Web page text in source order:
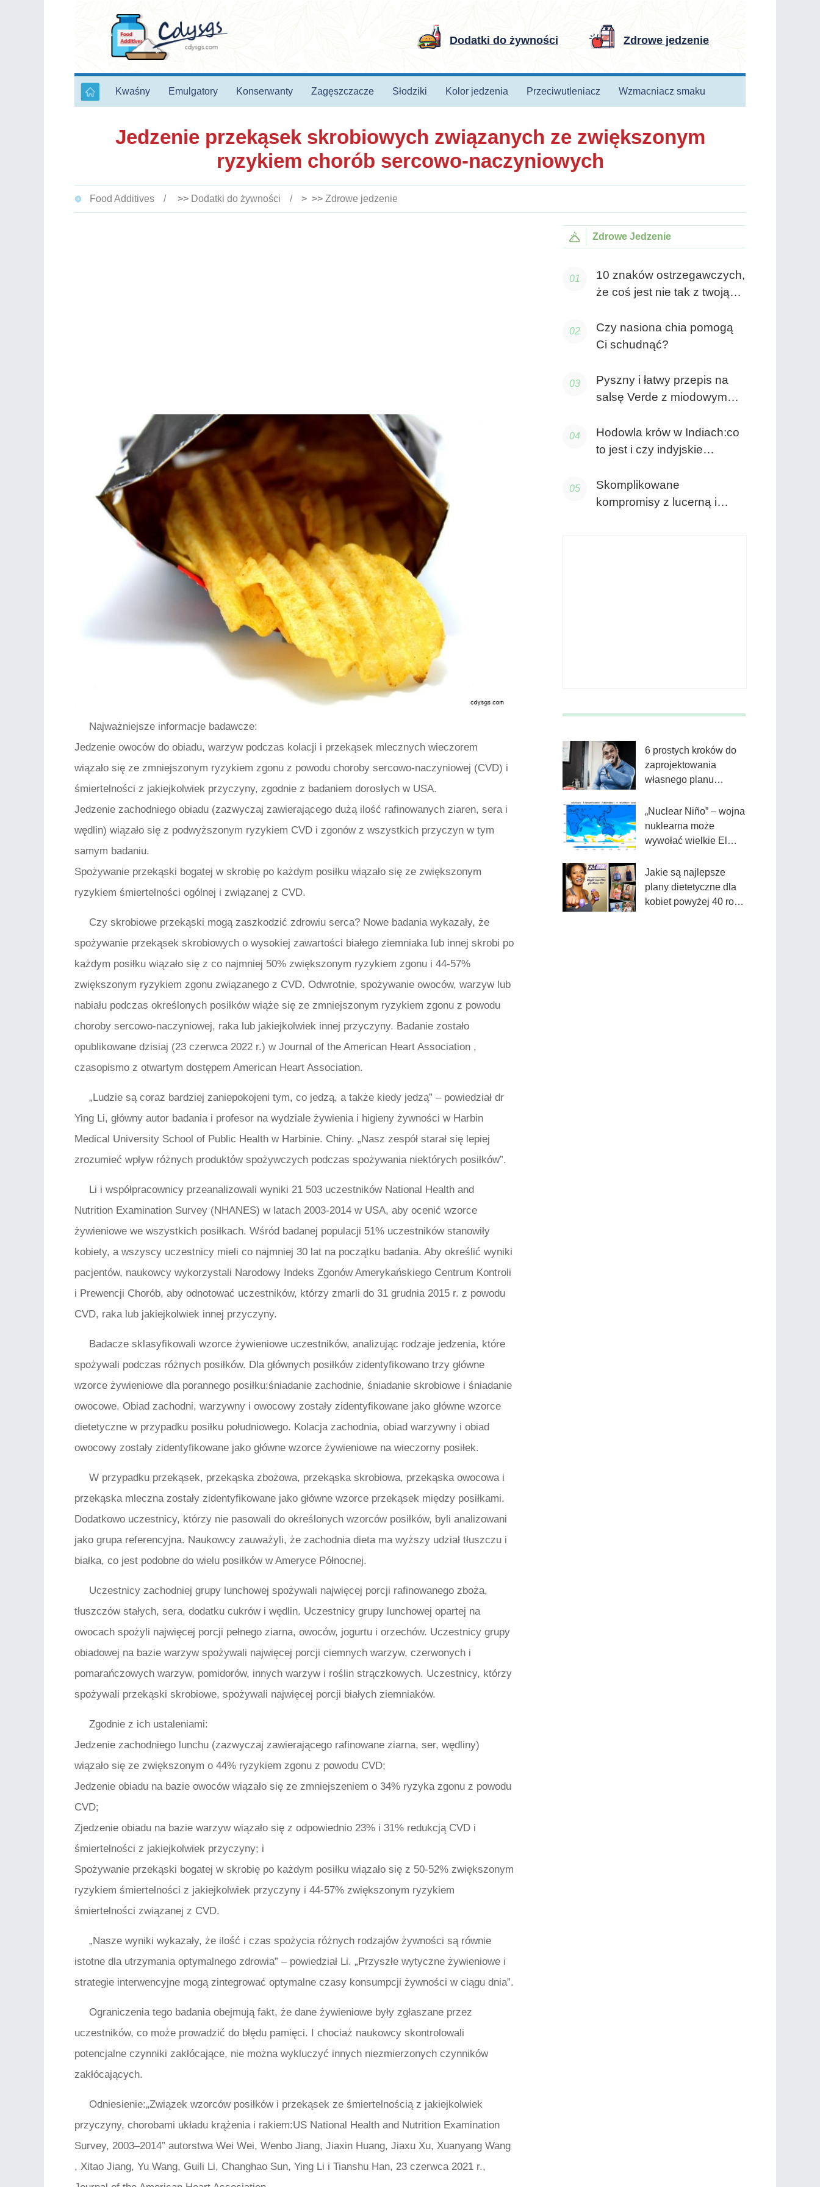
Dodatki do żywności Zdrowe jedzenie
Kwaśny Emulgatory Konserwanty Zagęszczacze Słodziki Kolor jedzenia Przeciwutleniacz Wzmacniacz smaku
Jedzenie przekąsek skrobiowych związanych ze zwiększonym
ryzykiem chorób sercowo-naczyniowych
Food Additives >> Dodatki do żywności > >> Zdrowe jedzenie
Najważniejsze informacje badawcze:
Jedzenie owoców do obiadu, warzyw podczas kolacji i przekąsek mlecznych wieczorem
wiązało się ze zmniejszonym ryzykiem zgonu z powodu choroby sercowo-naczyniowej (CVD) i
śmiertelności z jakiejkolwiek przyczyny, zgodnie z badaniem dorosłych w USA.
Jedzenie zachodniego obiadu (zazwyczaj zawierającego dużą ilość rafinowanych ziaren, sera i
wędlin) wiązało się z podwyższonym ryzykiem CVD i zgonów z wszystkich przyczyn w tym
samym badaniu.
Spożywanie przekąski bogatej w skrobię po każdym posiłku wiązało się ze zwiększonym
ryzykiem śmiertelności ogólnej i związanej z CVD.
Czy skrobiowe przekąski mogą zaszkodzić zdrowiu serca? Nowe badania wykazały, że
spożywanie przekąsek skrobiowych o wysokiej zawartości białego ziemniaka lub innej skrobi po
każdym posiłku wiązało się z co najmniej 50% zwiększonym ryzykiem zgonu i 44-57%
zwiększonym ryzykiem zgonu związanego z CVD. Odwrotnie, spożywanie owoców, warzyw lub
nabiału podczas określonych posiłków wiąże się ze zmniejszonym ryzykiem zgonu z powodu
choroby sercowo-naczyniowej, raka lub jakiejkolwiek innej przyczyny. Badanie zostało
opublikowane dzisiaj (23 czerwca 2022 r.) w Journal of the American Heart Association ,
czasopismo z otwartym dostępem American Heart Association.
„Ludzie są coraz bardziej zaniepokojeni tym, co jedzą, a także kiedy jedzą” – powiedział dr
Ying Li, główny autor badania i profesor na wydziale żywienia i higieny żywności w Harbin
Medical University School of Public Health w Harbinie. Chiny. „Nasz zespół starał się lepiej
zrozumieć wpływ różnych produktów spożywczych podczas spożywania niektórych posiłków”.
Li i współpracownicy przeanalizowali wyniki 21 503 uczestników National Health and
Nutrition Examination Survey (NHANES) w latach 2003-2014 w USA, aby ocenić wzorce
żywieniowe we wszystkich posiłkach. Wśród badanej populacji 51% uczestników stanowiły
kobiety, a wszyscy uczestnicy mieli co najmniej 30 lat na początku badania. Aby określić wyniki
pacjentów, naukowcy wykorzystali Narodowy Indeks Zgonów Amerykańskiego Centrum Kontroli
i Prewencji Chorób, aby odnotować uczestników, którzy zmarli do 31 grudnia 2015 r. z powodu
CVD, raka lub jakiejkolwiek innej przyczyny.
Badacze sklasyfikowali wzorce żywieniowe uczestników, analizując rodzaje jedzenia, które
spożywali podczas różnych posiłków. Dla głównych posiłków zidentyfikowano trzy główne
wzorce żywieniowe dla porannego posiłku:śniadanie zachodnie, śniadanie skrobiowe i śniadanie
owocowe. Obiad zachodni, warzywny i owocowy zostały zidentyfikowane jako główne wzorce
dietetyczne w przypadku posiłku południowego. Kolacja zachodnia, obiad warzywny i obiad
owocowy zostały zidentyfikowane jako główne wzorce żywieniowe na wieczorny posiłek.
W przypadku przekąsek, przekąska zbożowa, przekąska skrobiowa, przekąska owocowa i
przekąska mleczna zostały zidentyfikowane jako główne wzorce przekąsek między posiłkami.
Dodatkowo uczestnicy, którzy nie pasowali do określonych wzorców posiłków, byli analizowani
jako grupa referencyjna. Naukowcy zauważyli, że zachodnia dieta ma wyższy udział tłuszczu i
białka, co jest podobne do wielu posiłków w Ameryce Północnej.
Uczestnicy zachodniej grupy lunchowej spożywali najwięcej porcji rafinowanego zboża,
tłuszczów stałych, sera, dodatku cukrów i wędlin. Uczestnicy grupy lunchowej opartej na
owocach spożyli najwięcej porcji pełnego ziarna, owoców, jogurtu i orzechów. Uczestnicy grupy
obiadowej na bazie warzyw spożywali najwięcej porcji ciemnych warzyw, czerwonych i
pomarańczowych warzyw, pomidorów, innych warzyw i roślin strączkowych. Uczestnicy, którzy
spożywali przekąski skrobiowe, spożywali najwięcej porcji białych ziemniaków.
Zgodnie z ich ustaleniami:
Jedzenie zachodniego lunchu (zazwyczaj zawierającego rafinowane ziarna, ser, wędliny)
wiązało się ze zwiększonym o 44% ryzykiem zgonu z powodu CVD;
Jedzenie obiadu na bazie owoców wiązało się ze zmniejszeniem o 34% ryzyka zgonu z powodu
CVD;
Zjedzenie obiadu na bazie warzyw wiązało się z odpowiednio 23% i 31% redukcją CVD i
śmiertelności z jakiejkolwiek przyczyny; i
Spożywanie przekąski bogatej w skrobię po każdym posiłku wiązało się z 50-52% zwiększonym
ryzykiem śmiertelności z jakiejkolwiek przyczyny i 44-57% zwiększonym ryzykiem
śmiertelności związanej z CVD.
„Nasze wyniki wykazały, że ilość i czas spożycia różnych rodzajów żywności są równie
istotne dla utrzymania optymalnego zdrowia” – powiedział Li. „Przyszłe wytyczne żywieniowe i
strategie interwencyjne mogą zintegrować optymalne czasy konsumpcji żywności w ciągu dnia”.
Ograniczenia tego badania obejmują fakt, że dane żywieniowe były zgłaszane przez
uczestników, co może prowadzić do błędu pamięci. I chociaż naukowcy skontrolowali
potencjalne czynniki zakłócające, nie można wykluczyć innych niezmierzonych czynników
zakłócających.
Odniesienie:„Związek wzorców posiłków i przekąsek ze śmiertelnością z jakiejkolwiek
przyczyny, chorobami układu krążenia i rakiem:US National Health and Nutrition Examination
Survey, 2003–2014” autorstwa Wei Wei, Wenbo Jiang, Jiaxin Huang, Jiaxu Xu, Xuanyang Wang
, Xitao Jiang, Yu Wang, Guili Li, Changhao Sun, Ying Li i Tianshu Han, 23 czerwca 2021 r.,
Zdrowe Jedzenie
10 znaków ostrzegawczych,
że coś jest nie tak z twoją
Czy nasiona chia pomogą
Ci schudnąć?
Pyszny i łatwy przepis na
salsę Verde z miodowym
Hodowla krów w Indiach:co
to jest i czy indyjskie
Skomplikowane
kompromisy z lucerną i
6 prostych kroków do
zaprojektowania
własnego planu
„Nuclear Niño” – wojna
nuklearna może
wywołać wielkie El
owoce morza
Jakie są najlepsze
plany dietetyczne dla
kobiet powyżej 40 roku